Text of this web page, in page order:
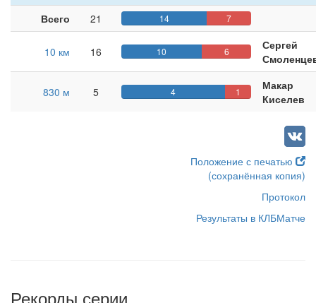
Всего
21 14 7
10 км 16 10 6
Сергей
830 м 5 4 1
Макар
Киселев
Положение с печатью
(сохранённая копия)
Протокол
Результаты в КЛБМатче
Рекорды серии